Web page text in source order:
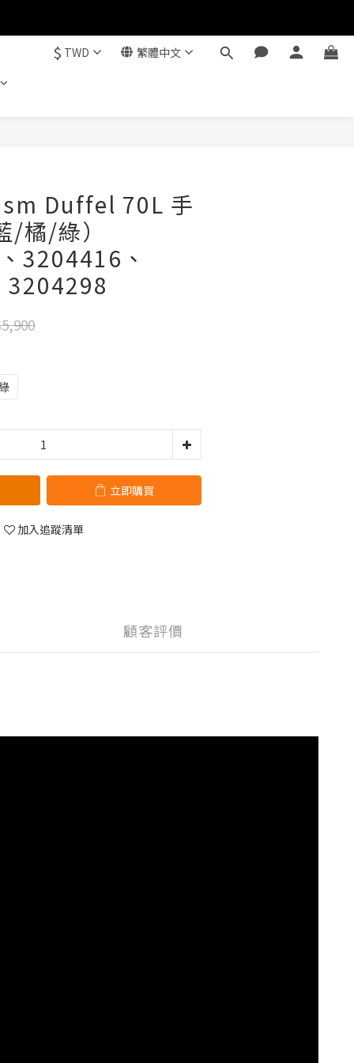
$ TWD 繁體中文
Duffel 70L 手
/橘/綠）
3204416、
立即購買
加入追蹤清單
顧客評價